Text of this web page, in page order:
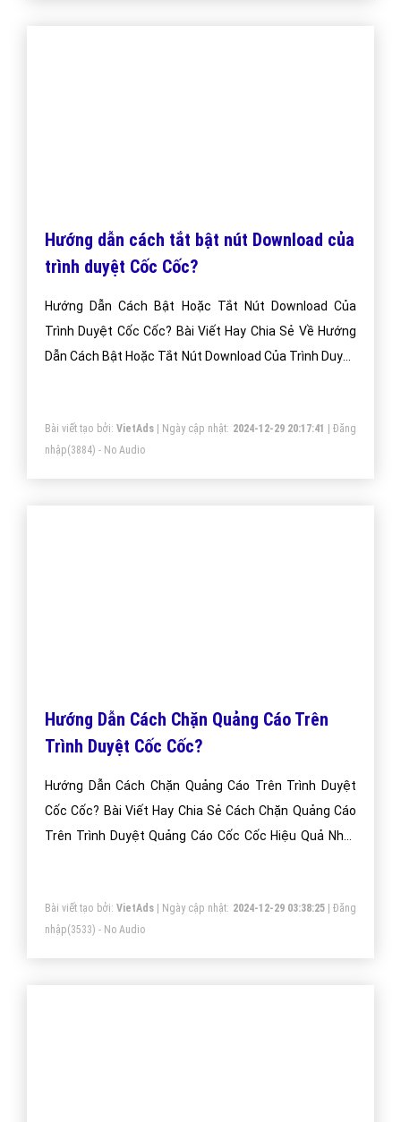
Hướng dẫn cách tắt bật nút Download của
trình duyệt Cốc Cốc?
Hướng Dẫn Cách Bật Hoặc Tắt Nút Download Của
Trình Duyệt Cốc Cốc? Bài Viết Hay Chia Sẻ Về Hướng
Dẫn Cách Bật Hoặc Tắt Nút Download Của Trình Duyệt
Bài viết tạo bởi: VietAds| Ngày cập nhật: 2024-12-29 20:17:41 |Đăng
nhập(3884) - No Audio
Hướng Dẫn Cách Chặn Quảng Cáo Trên
Trình Duyệt Cốc Cốc?
Hướng Dẫn Cách Chặn Quảng Cáo Trên Trình Duyệt
Cốc Cốc? Bài Viết Hay Chia Sẻ Cách Chặn Quảng Cáo
Trên Trình Duyệt Quảng Cáo Cốc Cốc Hiệu Quả Nhất
Bài viết tạo bởi: VietAds| Ngày cập nhật: 2024-12-29 03:38:25|Đăng
nhập(3533) - No Audio